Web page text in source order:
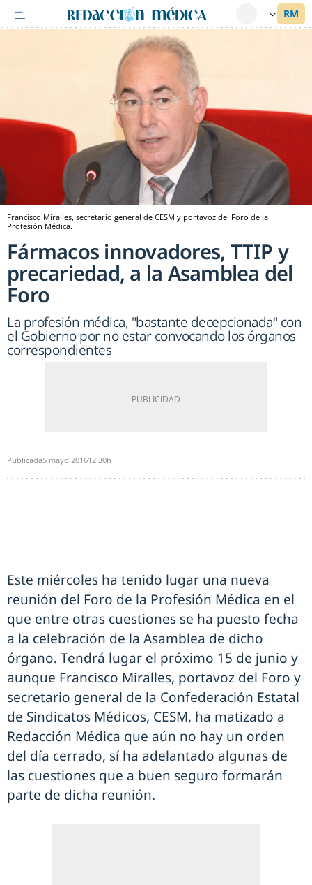
Francisco Miralles, secretario general de CESM y portavoz del Foro de la
Profesión Médica.
Fármacos innovadores, TTIP y
precariedad, a la Asamblea del
Foro
La profesión médica, "bastante decepcionada" con
el Gobierno por no estar convocando los órganos
correspondientes
Publicada5 mayo 201612:30h
Este miércoles ha tenido lugar una nueva
reunión del Foro de la Profesión Médica en el
que entre otras cuestiones se ha puesto fecha
a la celebración de la Asamblea de dicho
órgano. Tendrá lugar el próximo 15 de junio y
aunque Francisco Miralles, portavoz del Foro y
secretario general de la Confederación Estatal
de Sindicatos Médicos, CESM, ha matizado a
Redacción Médica que aún no hay un orden
del día cerrado, sí ha adelantado algunas de
las cuestiones que a buen seguro formarán
parte de dicha reunión.